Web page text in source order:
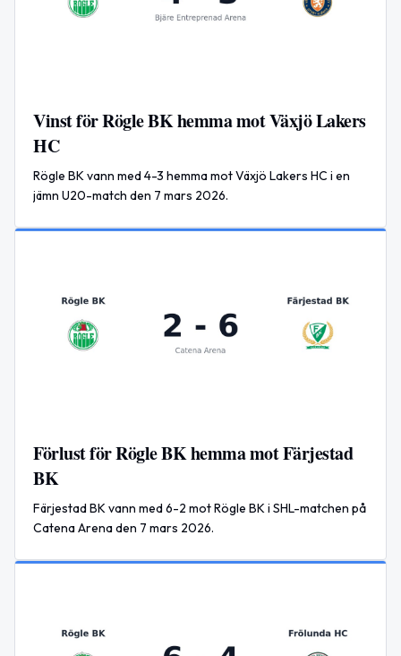
Vinst för Rögle BK hemma mot Växjö Lakers
HC
Rögle BK vann med 4-3 hemma mot Växjö Lakers HC i en
jämn U20-match den 7 mars 2026.
Förlust för Rögle BK hemma mot Färjestad
BK
Färjestad BK vann med 6-2 mot Rögle BK i SHL-matchen på
Catena Arena den 7 mars 2026.